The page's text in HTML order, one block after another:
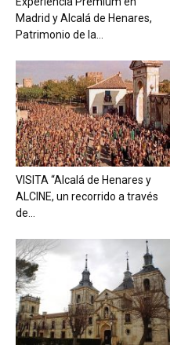
Madrid y Alcalá de Henares,
Patrimonio de la...
VISITA “Alcalá de Henares y
ALCINE, un recorrido a través
de...